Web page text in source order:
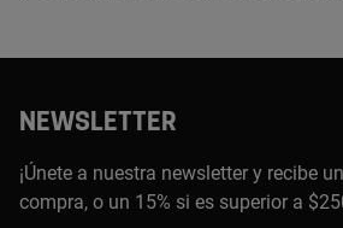
NEWSLETTER
¡Únete a nuestra newsletter y recibe
compra, o un 15% si es superior a